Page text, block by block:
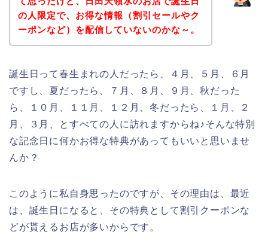
の人限定で、お得な情報（割引セールやク
ーポンなど）を配信していないのかな～。
誕生日って春生まれの人だったら、４月、５月、６月
ですし、夏だったら、７月、８月、９月、秋だった
ら、１０月、１１月、１２月、冬だったら、１月、２
月、３月、とすべての人に訪れますからね♪そんな特別
な記念日に何かお得な特典があってもいいと思いませ
んか？
このように私自身思ったのですが、その理由は、最近
は、誕生日になると、その特典として割引クーポンな
どが貰えるお店が多いからです。